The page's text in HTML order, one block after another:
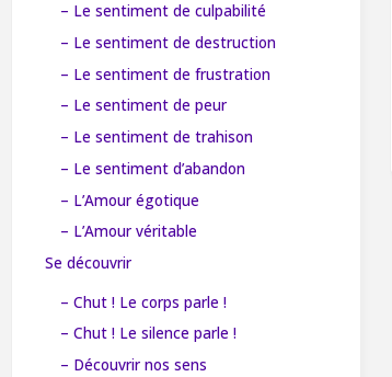
– Le sentiment de culpabilité
– Le sentiment de destruction
– Le sentiment de frustration
– Le sentiment de peur
– Le sentiment de trahison
– Le sentiment d’abandon
– L’Amour égotique
– L’Amour véritable
Se découvrir
– Chut ! Le corps parle !
– Chut ! Le silence parle !
– Découvrir nos sens